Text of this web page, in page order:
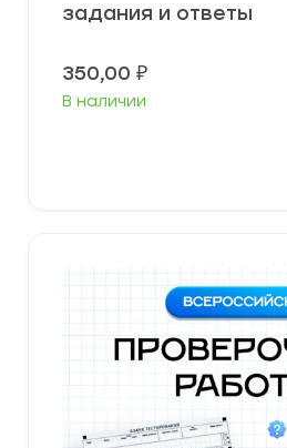
задания и ответы
350,00 ₽
В наличии